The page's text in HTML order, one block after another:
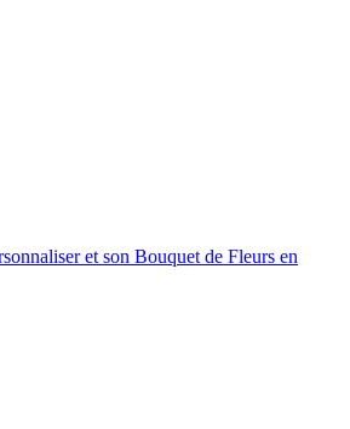
et son Bouquet de Fleurs en